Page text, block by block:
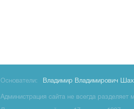
Основатели: Владимир Владимирович
Администрация сайта не всегда разделяет